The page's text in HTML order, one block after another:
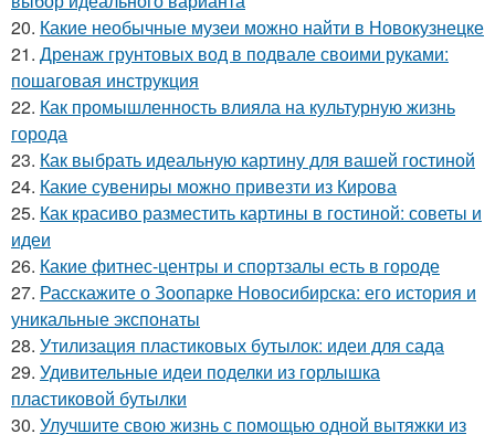
20. Какие необычные музеи можно найти в Новокузнецке
21. Дренаж грунтовых вод в подвале своими руками:
пошаговая инструкция
22. Как промышленность влияла на культурную жизнь
города
23. Как выбрать идеальную картину для вашей гостиной
24. Какие сувениры можно привезти из Кирова
25. Как красиво разместить картины в гостиной: советы и
идеи
26. Какие фитнес-центры и спортзалы есть в городе
27. Расскажите о Зоопарке Новосибирска: его история и
уникальные экспонаты
28. Утилизация пластиковых бутылок: идеи для сада
29. Удивительные идеи поделки из горлышка
пластиковой бутылки
30. Улучшите свою жизнь с помощью одной вытяжки из